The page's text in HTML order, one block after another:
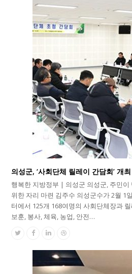
의성군, ‘사회단체 릴레이 간담회’ 개최
행복한 지방정부 | 의성군 의성군, 주민이
위한 자리 마련 김주수 의성군수가 2월 1
터에서 125개 168여명의 사회단체장과
보훈, 봉사, 체육, 농업, 안전…
TwitterFacebook
LinkedinDribbble